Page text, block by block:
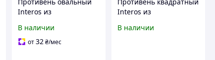
Interos из
овальный 3,2л (6662)
В наличии
от32 ₴/мес
Interos из
квадратный 1,5л (6311)
В наличии